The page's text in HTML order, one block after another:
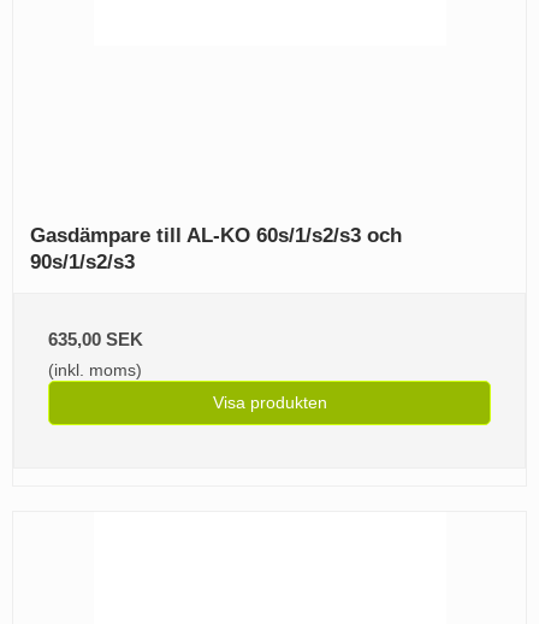
Gasdämpare till AL-KO 60s/1/s2/s3 och
90s/1/s2/s3
635,00 SEK
(inkl. moms)
Visa produkten